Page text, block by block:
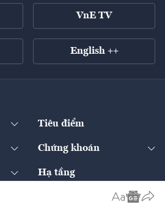
VnE TV
English ++
Tiêu điểm
Chứng khoán
Doanh nghiệp niêm yết
Hạ tầng